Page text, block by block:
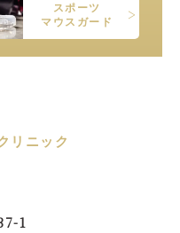
スポーツ
マウスガード
リニック
1